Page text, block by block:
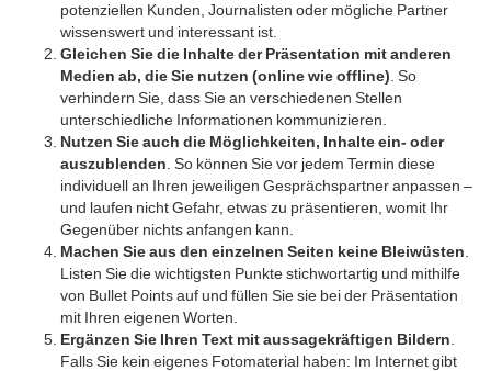
potenziellen Kunden, Journalisten oder mögliche Partner
wissenswert und interessant ist.
Gleichen Sie die Inhalte der Präsentation mit anderen
Medien ab, die Sie nutzen (online wie offline) . So
verhindern Sie, dass Sie an verschiedenen Stellen
unterschiedliche Informationen kommunizieren.
Nutzen Sie auch die Möglichkeiten, Inhalte ein- oder
auszublenden . So können Sie vor jedem Termin diese
individuell an Ihren jeweiligen Gesprächspartner anpassen –
und laufen nicht Gefahr, etwas zu präsentieren, womit Ihr
Gegenüber nichts anfangen kann.
Machen Sie aus den einzelnen Seiten keine Bleiwüsten
Listen Sie die wichtigsten Punkte stichwortartig und mithilfe
von Bullet Points auf und füllen Sie sie bei der Präsentation
mit Ihren eigenen Worten.
Ergänzen Sie Ihren Text mit aussagekräftigen Bildern
Falls Sie kein eigenes Fotomaterial haben: Im Internet gibt